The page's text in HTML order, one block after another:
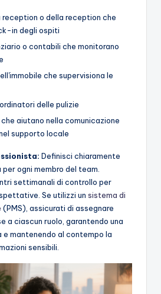
reception o della reception che
in degli ospiti
o contabili che monitorano
che supervisiona le
delle pulizie
aiutano nella comunicazione
supporto locale
Definisci chiaramente
ogni membro del team.
settimanali di controllo per
Se utilizzi un sistema di
(PMS), assicurati di assegnare
a ciascun ruolo, garantendo una
mantenendo al contempo la
sensibili.